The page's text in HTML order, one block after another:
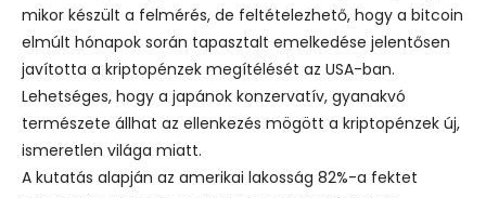
mikor készült a felmérés, de feltételezhető, hogy a bitcoin
elmúlt hónapok során tapasztalt emelkedése jelentősen
javította a kriptopénzek megítélését az USA-ban.
Lehetséges, hogy a japánok konzervatív, gyanakvó
természete állhat az ellenkezés mögött a kriptopénzek új,
ismeretlen világa miatt.
A kutatás alapján az amerikai lakosság 82%-a fektet